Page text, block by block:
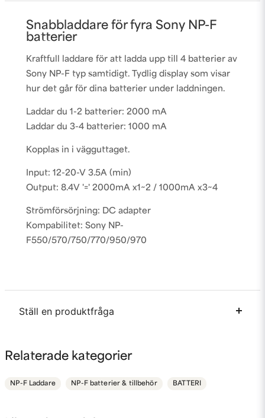
Snabbladdare för fyra Sony NP-F
batterier
Kraftfull laddare för att ladda upp till 4 batterier av
Sony NP-F typ samtidigt. Tydlig display som visar
hur det går för dina batterier under laddningen.
Laddar du 1-2 batterier: 2000 mA
Laddar du 3-4 batterier: 1000 mA
Kopplas in i vägguttaget.
Input: 12-20-V 3.5A (min)
Output: 8.4V '=' 2000mA x1~2 / 1000mA x3~4
Strömförsörjning: DC adapter
Kompabilitet: Sony NP-
F550/570/750/770/950/970
Ställ en produktfråga
Fråga oss något om denna produkten...
Relaterade kategorier
NP-F Laddare NP-F batterier & tillbehör BATTERI